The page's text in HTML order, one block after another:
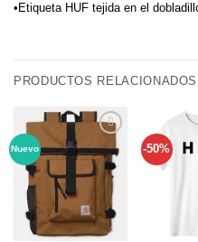
•Etiqueta HUF tejida en el
PRODUCTOS RELACIONADOS
Nuevo
Añadir
a tu
lista de
deseos
-50%